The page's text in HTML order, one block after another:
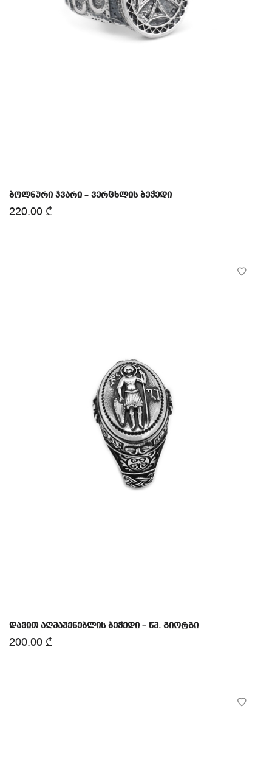
ბოლნური ჯვარი – ვერცხლის ბეჭედი
220.00 ₾
დავით აღმაშენებლის ბეჭედი – წმ. გიორგი
200.00 ₾